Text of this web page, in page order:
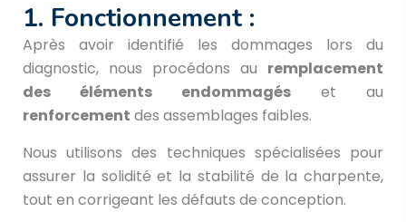
1. Fonctionnement :
Après avoir identifié les dommages lors du
diagnostic, nous procédons au remplacement
des éléments endommagés et au
renforcement des assemblages faibles.
Nous utilisons des techniques spécialisées pour
assurer la solidité et la stabilité de la charpente,
tout en corrigeant les défauts de conception.